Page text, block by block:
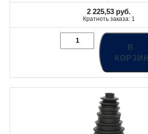
2 225,53 руб.
Кратноть заказа: 1
В